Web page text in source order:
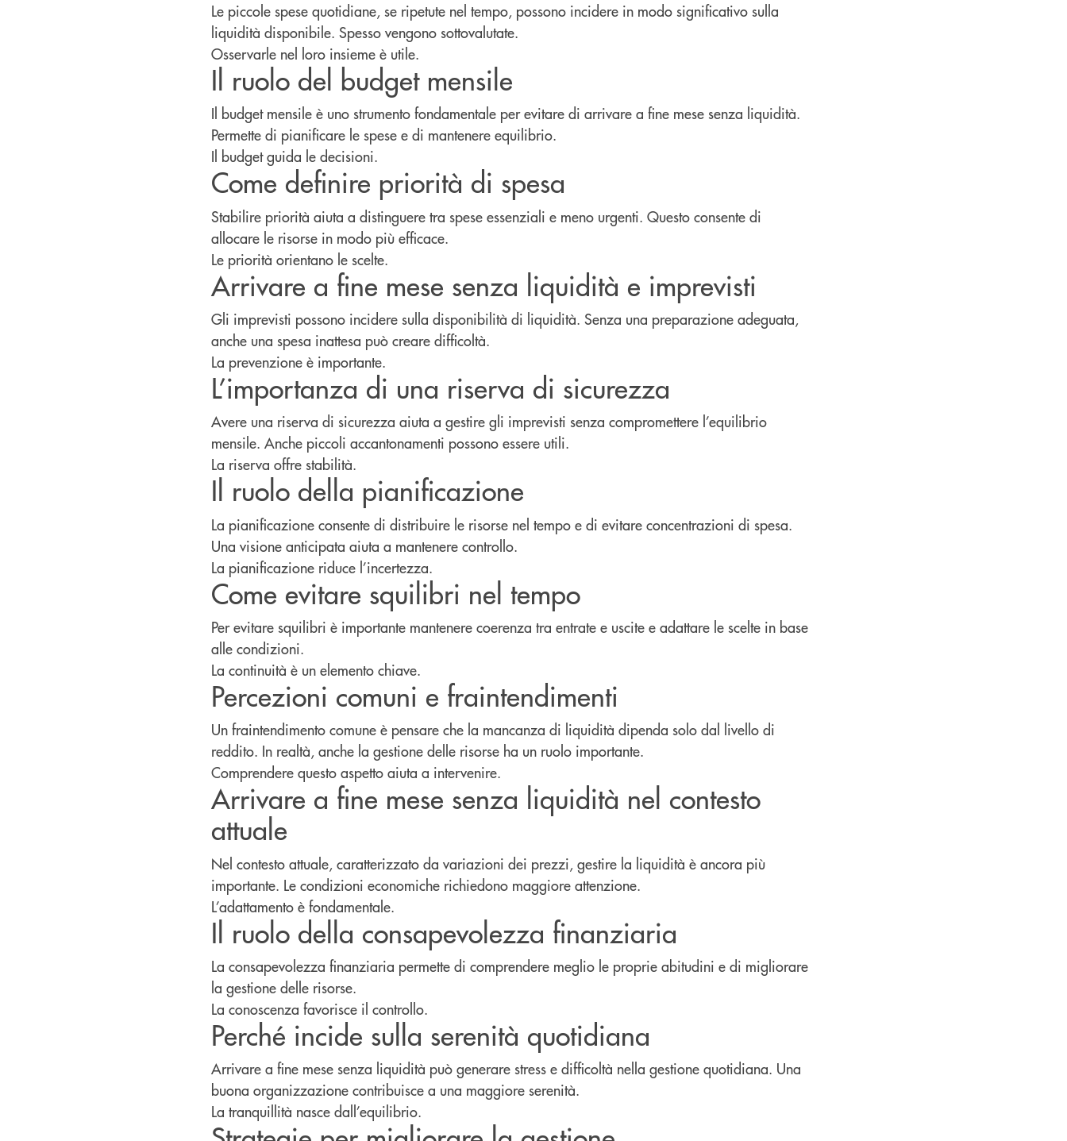
Le piccole spese quotidiane, se ripetute nel tempo, possono incidere in modo significativo sulla
liquidità disponibile. Spesso vengono sottovalutate.
Osservarle nel loro insieme è utile.
Il ruolo del budget mensile
Il budget mensile è uno strumento fondamentale per evitare di arrivare a fine mese senza liquidità.
Permette di pianificare le spese e di mantenere equilibrio.
Il budget guida le decisioni.
Come definire priorità di spesa
Stabilire priorità aiuta a distinguere tra spese essenziali e meno urgenti. Questo consente di
allocare le risorse in modo più efficace.
Le priorità orientano le scelte.
Arrivare a fine mese senza liquidità e imprevisti
Gli imprevisti possono incidere sulla disponibilità di liquidità. Senza una preparazione adeguata,
anche una spesa inattesa può creare difficoltà.
La prevenzione è importante.
L’importanza di una riserva di sicurezza
Avere una riserva di sicurezza aiuta a gestire gli imprevisti senza compromettere l’equilibrio
mensile. Anche piccoli accantonamenti possono essere utili.
La riserva offre stabilità.
Il ruolo della pianificazione
La pianificazione consente di distribuire le risorse nel tempo e di evitare concentrazioni di spesa.
Una visione anticipata aiuta a mantenere controllo.
La pianificazione riduce l’incertezza.
Come evitare squilibri nel tempo
Per evitare squilibri è importante mantenere coerenza tra entrate e uscite e adattare le scelte in base
alle condizioni.
La continuità è un elemento chiave.
Percezioni comuni e fraintendimenti
Un fraintendimento comune è pensare che la mancanza di liquidità dipenda solo dal livello di
reddito. In realtà, anche la gestione delle risorse ha un ruolo importante.
Comprendere questo aspetto aiuta a intervenire.
Arrivare a fine mese senza liquidità nel contesto
attuale
Nel contesto attuale, caratterizzato da variazioni dei prezzi, gestire la liquidità è ancora più
importante. Le condizioni economiche richiedono maggiore attenzione.
L’adattamento è fondamentale.
Il ruolo della consapevolezza finanziaria
La consapevolezza finanziaria permette di comprendere meglio le proprie abitudini e di migliorare
la gestione delle risorse.
La conoscenza favorisce il controllo.
Perché incide sulla serenità quotidiana
Arrivare a fine mese senza liquidità può generare stress e difficoltà nella gestione quotidiana. Una
buona organizzazione contribuisce a una maggiore serenità.
La tranquillità nasce dall’equilibrio.